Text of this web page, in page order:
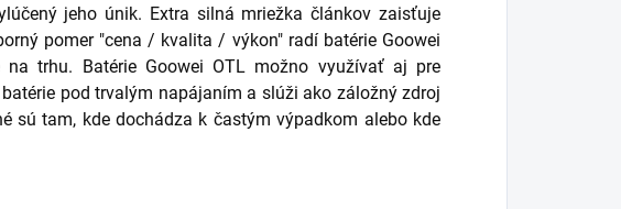
jeho únik. Extra silná mriežka článkov zaisťuje
pomer "cena / kvalita / výkon" radí batérie Goowei
na trhu. Batérie Goowei OTL možno využívať aj pre
pod trvalým napájaním a slúži ako záložný zdroj
sú tam, kde dochádza k častým výpadkom alebo kde